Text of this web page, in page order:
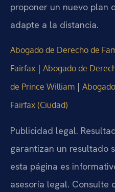
proponer un nuevo plan
adapte a la distancia.
Abogado de Derecho de
Fairfax | Abogado de
de Prince William |
Fairfax (Ciudad)
Publicidad legal.
garantizan un resultado
esta página es
asesoría legal. Consulte